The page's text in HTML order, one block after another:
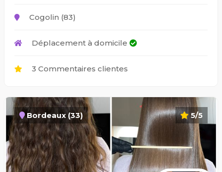
Cogolin (83)
Déplacement à domicile
3 Commentaires clientes
5/5
Bordeaux (33)